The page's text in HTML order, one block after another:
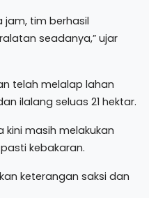
jam, tim berhasil
seadanya,” ujar
telah melalap lahan
ilalang seluas 21 hektar.
kini masih melakukan
kebakaran.
keterangan saksi dan